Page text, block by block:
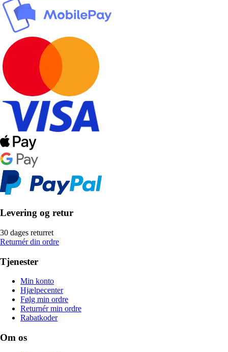
Levering og retur
30 dages returret
Returnér din ordre
Tjenester
Min konto
Hjælpecenter
Følg min ordre
Returnér min ordre
Rabatkoder
Om os